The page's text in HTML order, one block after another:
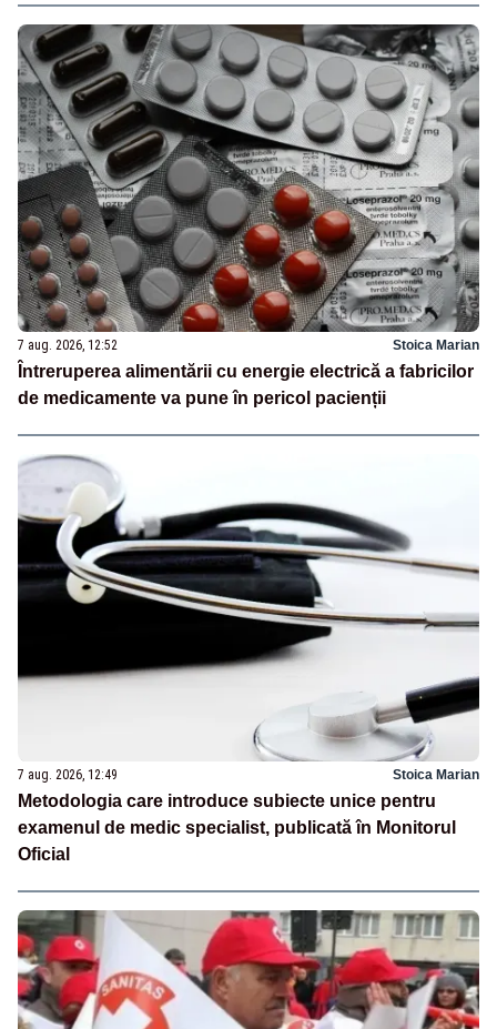
7 aug. 2026, 12:52 Stoica Marian
Întreruperea alimentării cu energie electrică a fabricilor
de medicamente va pune în pericol pacienții
7 aug. 2026, 12:49 Stoica Marian
Metodologia care introduce subiecte unice pentru
examenul de medic specialist, publicată în Monitorul
Oficial